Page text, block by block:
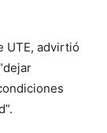
UTE, advirtió